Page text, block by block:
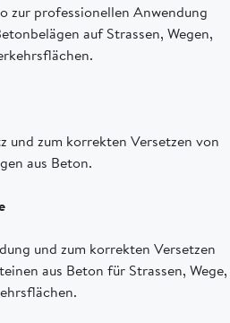
zur professionellen Anwendung
auf Strassen, Wegen,
und zum korrekten Versetzen von
aus Beton.
und zum korrekten Versetzen
aus Beton für Strassen, Wege,